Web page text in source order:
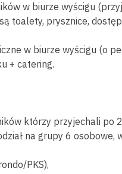
w biurze wyścigu
toalety, prysznice,
w biurze wyścigu (o
+ catering.
którzy przyjechali po
na grupy 6 osobowe,
PKS),